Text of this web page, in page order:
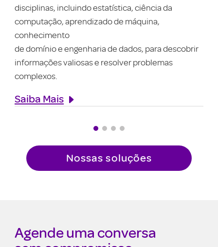
disciplinas, incluindo estatística, ciência da
computação, aprendizado de máquina,
conhecimento
de domínio e engenharia de dados, para descobrir
informações valiosas e resolver problemas
complexos.
Saiba Mais
Nossas soluções
Agende uma conversa